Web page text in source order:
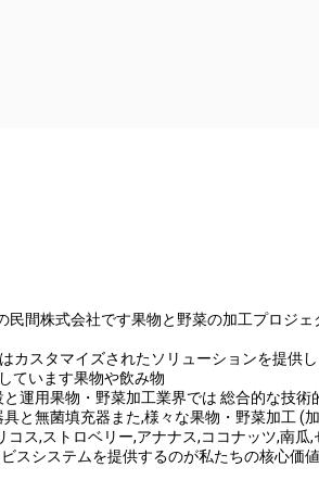
間株式会社です果物と野菜の加工プロジ
スタマイズされたソリューションを提供
ています果物や飲み物
運用果物・野菜加工業界では 総合的な技術
と無菌填充器また,様々な果物・野菜加工
ス,ストロベリー,アナナス,ココナッツ,南
スシステムを提供するのが私たちの核心価値